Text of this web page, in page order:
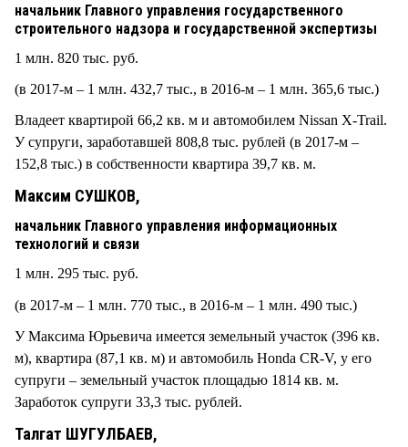
начальник Главного управления государственного
строительного надзора и государственной экспертизы
1 млн. 820 тыс. руб.
(в 2017-м – 1 млн. 432,7 тыс., в 2016-м – 1 млн. 365,6 тыс.)
Владеет квартирой 66,2 кв. м и автомобилем Nissan X-Trail.
У супруги, заработавшей 808,8 тыс. рублей (в 2017-м –
152,8 тыс.) в собственности квартира 39,7 кв. м.
Максим СУШКОВ,
начальник Главного управления информационных
технологий и связи
1 млн. 295 тыс. руб.
(в 2017-м – 1 млн. 770 тыс., в 2016-м – 1 млн. 490 тыс.)
У Максима Юрьевича имеется земельный участок (396 кв.
м), квартира (87,1 кв. м) и автомобиль Honda CR-V, у его
супруги – земельный участок площадью 1814 кв. м.
Заработок супруги 33,3 тыс. рублей.
Талгат ШУГУЛБАЕВ,